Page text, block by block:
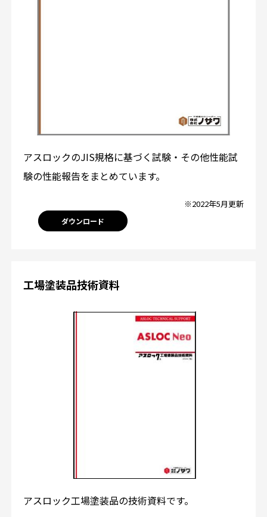
アスロックのJIS規格に基づく試験・その他性能試
験の性能報告をまとめています。
※2022年5月更新
ダウンロード
工場塗装品技術資料
アスロック工場塗装品の技術資料です。